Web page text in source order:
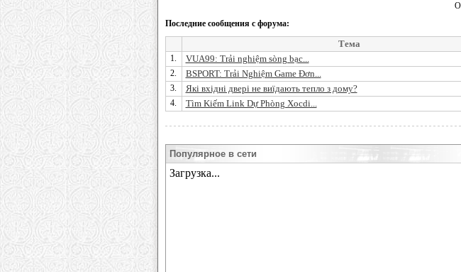
Последние сообщения с форума:
Тема
1. VUA99: Trải nghiệm sòng bạc...
2. BSPORT: Trải Nghiệm Game Đơn...
3. Які вхідні двері не виїдають тепло з дому?
4. Tìm Kiếm Link Dự Phòng Xocdi...
Популярное в сети